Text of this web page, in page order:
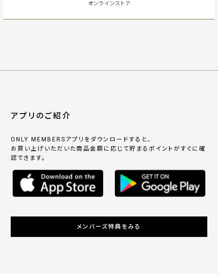
オンラインストア
アプリのご紹介
ONLY MEMBERSアプリをダウンロードすると、
お買い上げいただいた商品金額に応じて貯まるポイントがすぐに確
認できます。
メンバーズ特典をみる